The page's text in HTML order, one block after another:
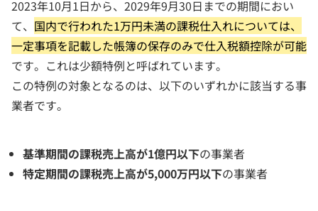
2023年10月1日から、2029年9月30日までの期間におい
て、 国内で行われた1万円未満の課税仕入れについては、
一定事項を記載した帳簿の保存のみで仕入税額控除が可能
です。これは少額特例と呼ばれています。
この特例の対象となるのは、以下のいずれかに該当する事
業者です。
基準期間の課税売上高が1億円以下の事業者
特定期間の課税売上高が5,000万円以下の事業者